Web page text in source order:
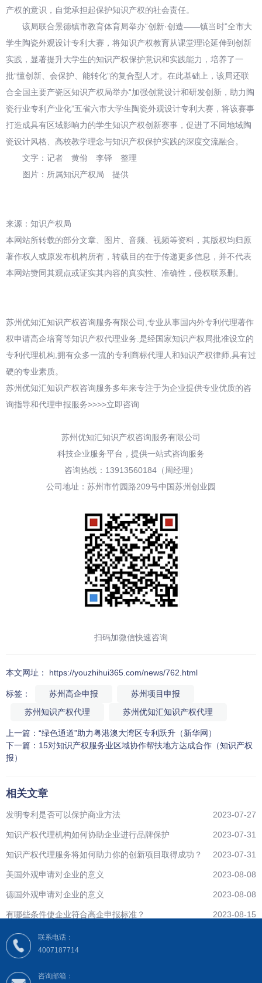
产权的意识，自觉承担起保护知识产权的社会责任。
该局联合景德镇市教育体育局举办“创新·创造——镇当时”全市大
学生陶瓷外观设计专利大赛，将知识产权教育从课堂理论延伸到创新
实践，显著提升大学生的知识产权保护意识和实践能力，培养了一
批“懂创新、会保护、能转化”的复合型人才。在此基础上，该局还联
合全国主要产瓷区知识产权局举办“加强创意设计和研发创新，助力陶
瓷行业专利产业化”五省六市大学生陶瓷外观设计专利大赛，将该赛事
打造成具有区域影响力的学生知识产权创新赛事，促进了不同地域陶
瓷设计风格、高校教学理念与知识产权保护实践的深度交流融合。
文字：记者 黄佾 李铎 整理
图片：所属知识产权局 提供
来源：知识产权局
本网站所转载的部分文章、图片、音频、视频等资料，其版权均归原
著作权人或原发布机构所有，转载目的在于传递更多信息，并不代表
本网站赞同其观点或证实其内容的真实性、准确性，侵权联系删。
苏州优知汇知识产权咨询服务有限公司,专业从事国内外专利代理著作
权申请高企培育等知识产权代理业务.是经国家知识产权局批准设立的
专利代理机构,拥有众多一流的专利商标代理人和知识产权律师,具有过
硬的专业素质。
苏州优知汇知识产权咨询服务多年来专注于为企业提供专业优质的咨
询指导和代理申报服务>>>>立即咨询
苏州优知汇知识产权咨询服务有限公司
科技企业服务平台，提供一站式咨询服务
咨询热线：13913560184（周经理）
公司地址：苏州市竹园路209号中国苏州创业园
扫码加微信快速咨询
本文网址： https://youzhihui365.com/news/762.html
标签： 苏州高企申报
苏州项目申报
苏州知识产权代理
苏州优知汇知识产权代理
上一篇： “绿色通道”助力粤港澳大湾区专利跃升（新华网）
下一篇： 15对知识产权服务业区域协作帮扶地方达成合作（知识产权
报）
相关文章
2023-07-27
发明专利是否可以保护商业方法
2023-07-31
知识产权代理机构如何协助企业进行品牌保护
2023-07-31
知识产权代理服务将如何助力你的创新项目取得成功？
2023-08-08
美国外观申请对企业的意义
2023-08-08
德国外观申请对企业的意义
2023-08-15
有哪些条件使企业符合高企申报标准？
联系电话：
4007187714
咨询邮箱：